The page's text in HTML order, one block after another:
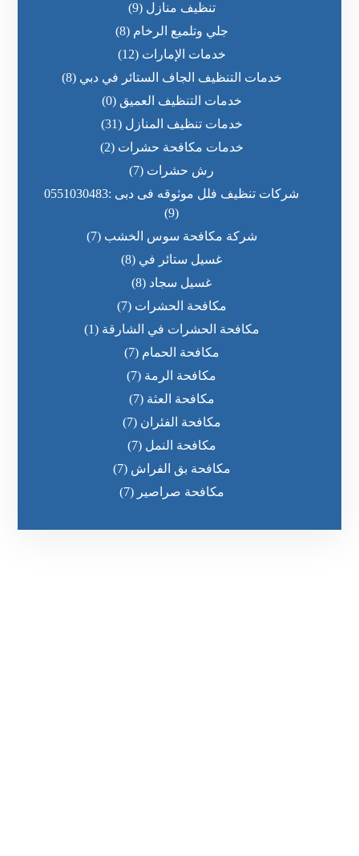
تنظيف منازل (9)
جلي وتلميع الرخام (8)
خدمات الإمارات (12)
خدمات التنظيف الجاف الستائر في دبي (8)
خدمات التنظيف العميق (0)
خدمات تنظيف المنازل (31)
خدمات مكافحة حشرات (2)
رش حشرات (7)
شركات تنظيف فلل موثوقه فى دبى :0551030483
(9)
شركة مكافحة سوس الخشب (7)
غسيل ستائر في (8)
غسيل سجاد (8)
مكافحة الحشرات (7)
مكافحة الحشرات في الشارقة (1)
مكافحة الحمام (7)
مكافحة الرمة (7)
مكافحة العثة (7)
مكافحة الفئران (7)
مكافحة النمل (7)
مكافحة بق الفراش (7)
مكافحة صراصير (7)